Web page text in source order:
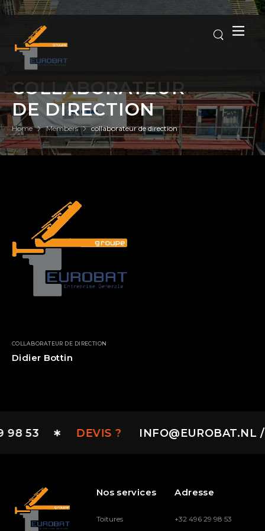
COLLABORATEUR
DE DIRECTION
Home Members collaborateur de direction
COLLABORATEUR DE DIRECTION
Didier Bottin
98 53 DEVIS ? INFO@EUROBAT.NL
Nos services
Toitures
Adresse
+32 496 29 98 53